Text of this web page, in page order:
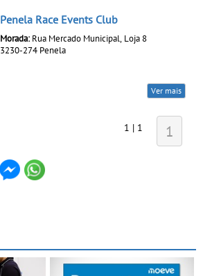
Penela Race Events Club
Morada: Rua Mercado Municipal, Loja 8
3230-274 Penela
Ver mais
1 | 1 1